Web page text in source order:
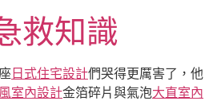
救知識
日式住宅設計們哭得更厲害了，他
室內設計金箔碎片與氣泡大直室內